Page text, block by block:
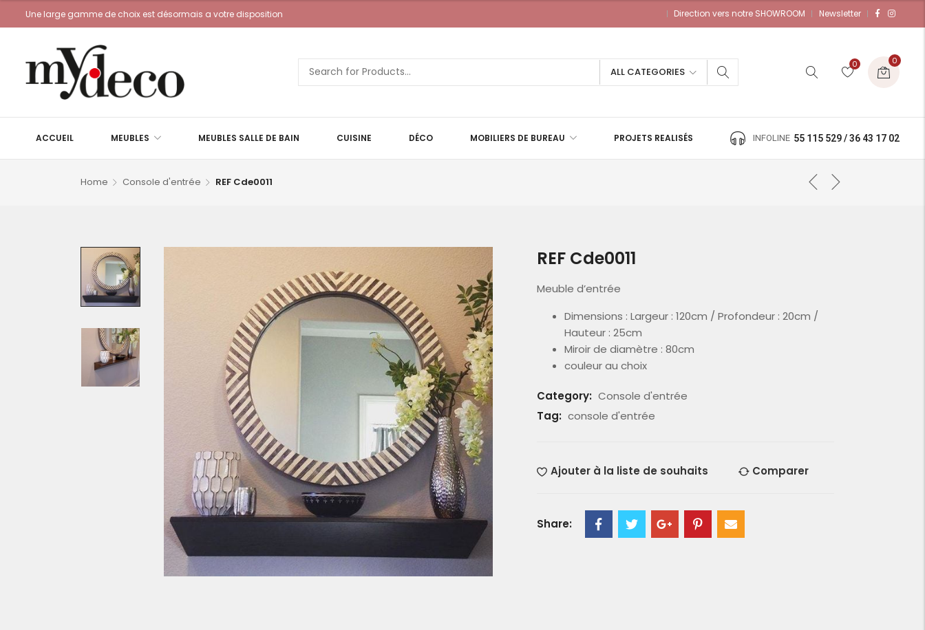
Une large gamme de choix est désormais a votre disposition Direction vers notre SHOWROOM Newsletter
ALL CATEGORIES
0 0
ACCUEIL MEUBLES MEUBLES SALLE DE BAIN CUISINE DÉCO MOBILIERS DE BUREAU PROJETS REALISÉS INFOLINE 55 115 529 / 36 43 17 02
Home Console d'entrée REF Cde0011
REF Cde0011
Meuble d’entrée
Dimensions : Largeur : 120cm / Profondeur : 20cm /
Hauteur : 25cm
Miroir de diamètre : 80cm
couleur au choix
Category: Console d'entrée
Tag: console d'entrée
Ajouter à la liste de souhaits Comparer
Share: